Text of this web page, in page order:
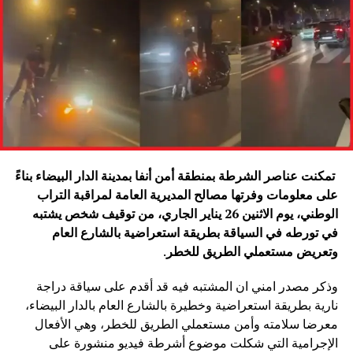
تمكنت عناصر الشرطة بمنطقة أمن أنفا بمدينة الدار البيضاء بناءً
على معلومات وفرتها مصالح المديرية العامة لمراقبة التراب
الوطني، يوم الاثنين 26 يناير الجاري، من توقيف شخص يشتبه
في تورطه في السياقة بطريقة استعراضية بالشارع العام
وتعريض مستعملي الطريق للخطر .
وذكر مصدر امني ان المشتبه فيه قد أقدم على سياقة دراجة
نارية بطريقة استعراضية وخطيرة بالشارع العام بالدار البيضاء،
معرضا سلامته وأمن مستعملي الطريق للخطر، وهي الأفعال
الإجرامية التي شكلت موضوع أشرطة فيديو منشورة على